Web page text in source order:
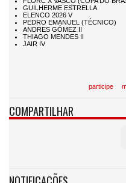
participe
COMPARTILHAR